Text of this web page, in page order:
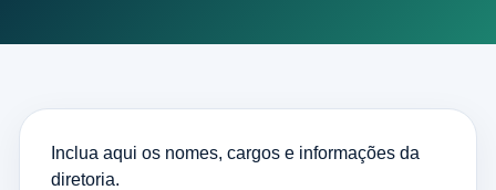
Inclua aqui os nomes, cargos e informações da
diretoria.